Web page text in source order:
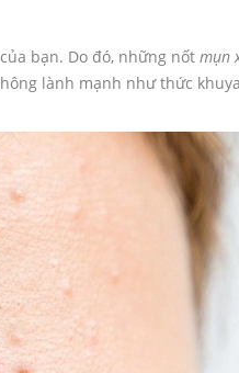
bạn. Do đó, những nốt mụn
lành mạnh như thức